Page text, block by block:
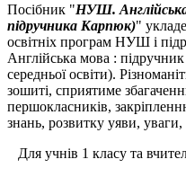
Посібник "НУШ.
підручника Карпюк)"
освітніх програм НУШ і
Англійська мова : підручник
середньої освіти).
зошиті, сприятиме
першокласників,
знань, розвитку уяви,
Для учнів 1 класу та